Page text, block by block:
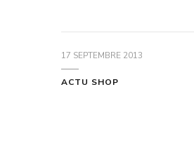
17 SEPTEMBRE 2013
ACTU SHOP